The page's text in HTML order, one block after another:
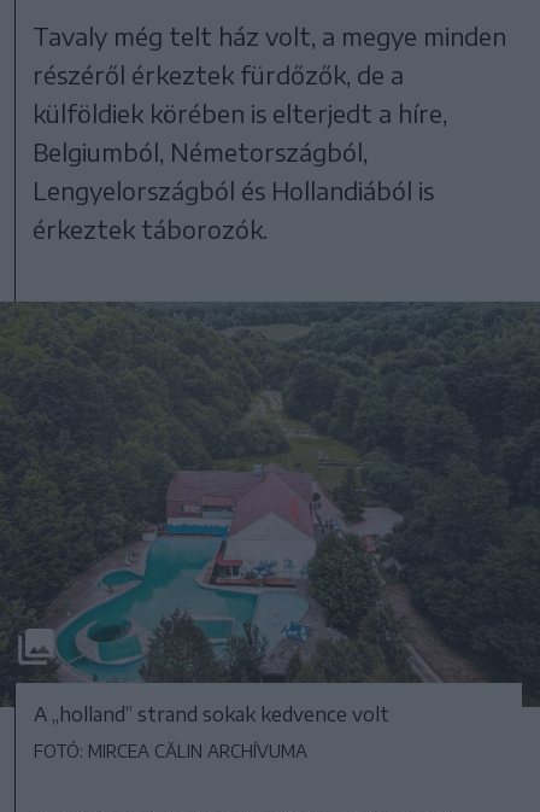
Tavaly még telt ház volt, a megye minden
részéről érkeztek fürdőzők, de a
külföldiek körében is elterjedt a híre,
Belgiumból, Németországból,
Lengyelországból és Hollandiából is
érkeztek táborozók.
A „holland” strand sokak kedvence volt
FOTÓ: MIRCEA CĂLIN ARCHÍVUMA